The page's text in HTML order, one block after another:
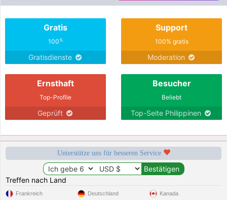
Gratis
100%
Gratisdienste
Support
100% gratis
Moderation
Ernsthaft
Top-Profile
Geprüft
Besucher
Beliebt
Top-Seite Philippinen
Unterstütze uns für besseren Service
Treffen nach Land
Frankreich Deutschland Kanada